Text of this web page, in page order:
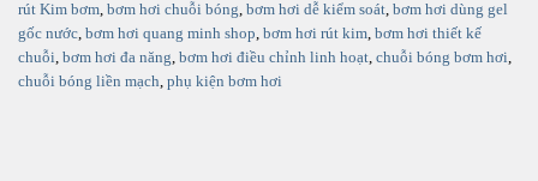
rút Kim bơm, bơm hơi chuỗi bóng, bơm hơi dễ kiểm soát, bơm hơi dùng gel
gốc nước, bơm hơi quang minh shop, bơm hơi rút kim, bơm hơi thiết kế
chuỗi, bơm hơi đa năng, bơm hơi điều chỉnh linh hoạt, chuỗi bóng bơm hơi,
chuỗi bóng liền mạch, phụ kiện bơm hơi